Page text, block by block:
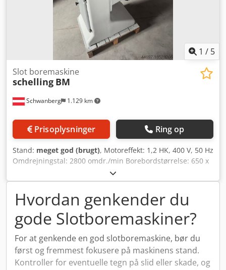
1 / 5
Schwanberg 1.129 km
Slot boremaskine
schelling BM
Prisoplysninger Ring op
Stand: meget god (brugt), Motoreffekt: 1,2 HK, 400 V, 50 Hz
Omdrejningstal: 2800 omdr./min Borebordstørrelse: 650 x
330 mm Tværgående justering: 300 mm Dkodsvzramopfx
Af Aor Dybdejustering: 150 mm Højdejustering: 170 mm
Bordhøjde: 880 mm Vægt: ca. 280 kg
Hvordan genkender du
gode Slotboremaskiner?
For at genkende en god slotboremaskine, bør du
først og fremmest fokusere på maskinens stand.
Kontroller for eventuelle tegn på slid eller skade, og